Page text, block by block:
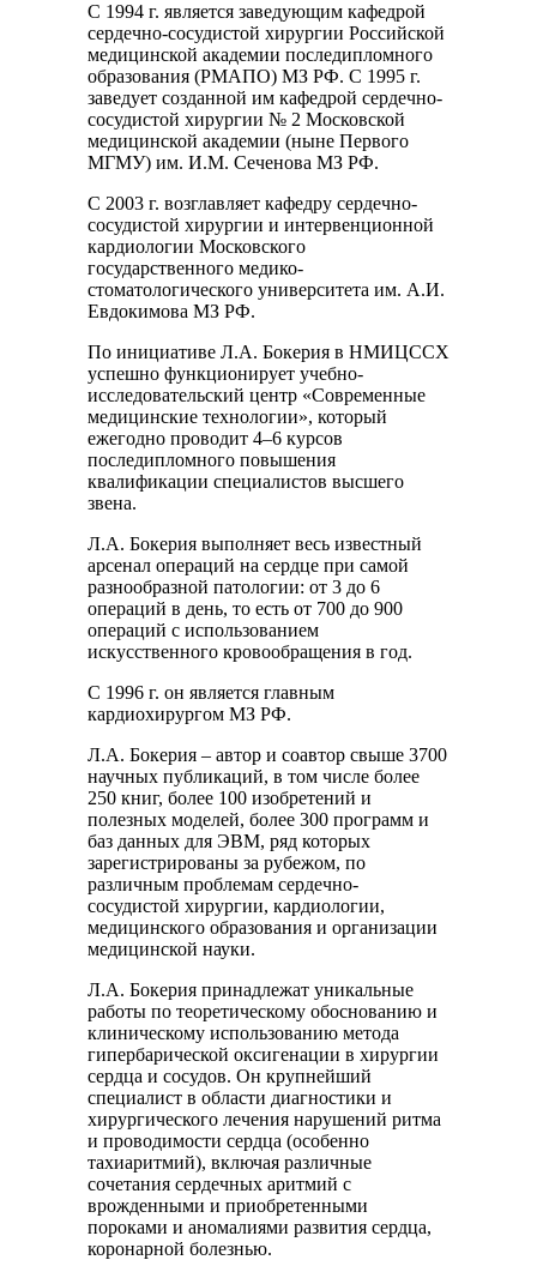
С 1994 г. является заведующим кафедрой
сердечно-сосудистой хирургии Российской
медицинской академии последипломного
образования (РМАПО) МЗ РФ. С 1995 г.
заведует созданной им кафедрой сердечно-
сосудистой хирургии № 2 Московской
медицинской академии (ныне Первого
МГМУ) им. И.М. Сеченова МЗ РФ.
С 2003 г. возглавляет кафедру сердечно-
сосудистой хирургии и интервенционной
кардиологии Московского
государственного медико-
стоматологического университета им. А.И.
Евдокимова МЗ РФ.
По инициативе Л.А. Бокерия в НМИЦССХ
успешно функционирует учебно-
исследовательский центр «Современные
медицинские технологии», который
ежегодно проводит 4–6 курсов
последипломного повышения
квалификации специалистов высшего
звена.
Л.А. Бокерия выполняет весь известный
арсенал операций на сердце при самой
разнообразной патологии: от 3 до 6
операций в день, то есть от 700 до 900
операций с использованием
искусственного кровообращения в год.
С 1996 г. он является главным
кардиохирургом МЗ РФ.
Л.А. Бокерия – автор и соавтор свыше 3700
научных публикаций, в том числе более
250 книг, более 100 изобретений и
полезных моделей, более 300 программ и
баз данных для ЭВМ, ряд которых
зарегистрированы за рубежом, по
различным проблемам сердечно-
сосудистой хирургии, кардиологии,
медицинского образования и организации
медицинской науки.
Л.А. Бокерия принадлежат уникальные
работы по теоретическому обоснованию и
клиническому использованию метода
гипербарической оксигенации в хирургии
сердца и сосудов. Он крупнейший
специалист в области диагностики и
хирургического лечения нарушений ритма
и проводимости сердца (особенно
тахиаритмий), включая различные
сочетания сердечных аритмий с
врожденными и приобретенными
пороками и аномалиями развития сердца,
коронарной болезнью.